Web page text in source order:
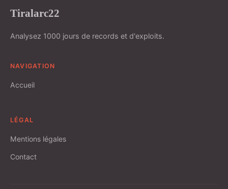
Tiralarc22
Analysez 1000 jours de records et d'exploits.
NAVIGATION
Accueil
LÉGAL
Mentions légales
Contact